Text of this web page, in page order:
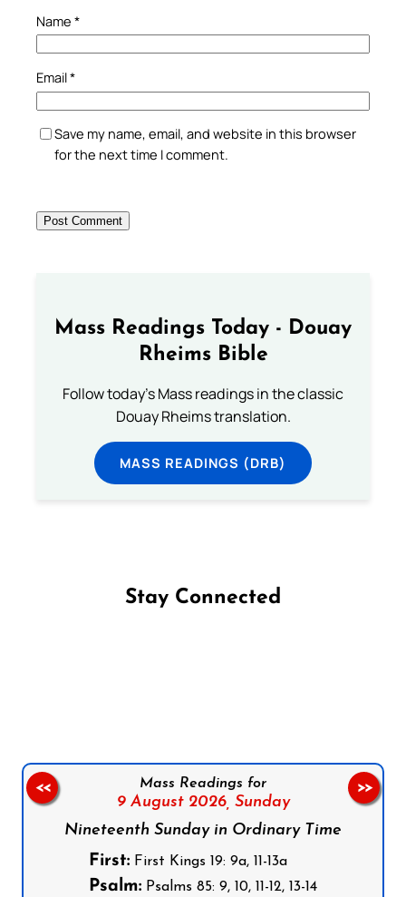
Name *
Email*
Save my name, email, and website in this browser
for the next time I comment.
Mass Readings Today - Douay
Rheims Bible
Follow today's Mass readings in the classic
Douay Rheims translation.
MASS READINGS (DRB)
Stay Connected
Mass Readings for
9 August 2026, Sunday
Nineteenth Sunday in Ordinary Time
First: First Kings 19: 9a, 11-13a
Psalm: Psalms 85: 9, 10, 11-12, 13-14
<< >>